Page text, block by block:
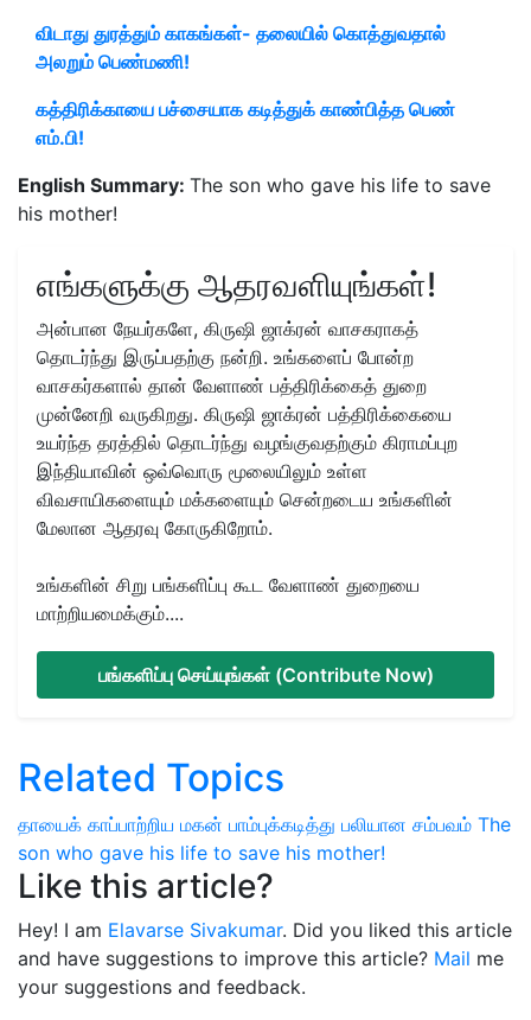
விடாது துரத்தும் காகங்கள்- தலையில் கொத்துவதால்
அலறும் பெண்மணி!
கத்திரிக்காயை பச்சையாக கடித்துக் காண்பித்த பெண்
எம்.பி!
English Summary: The son who gave his life to save
his mother!
எங்களுக்கு ஆதரவளியுங்கள்!
அன்பான நேயர்களே, கிருஷி ஜாக்ரன் வாசகராகத்
தொடர்ந்து இருப்பதற்கு நன்றி. உங்களைப் போன்ற
வாசகர்களால் தான் வேளாண் பத்திரிக்கைத் துறை
முன்னேறி வருகிறது. கிருஷி ஜாக்ரன் பத்திரிக்கையை
உயர்ந்த தரத்தில் தொடர்ந்து வழங்குவதற்கும் கிராமப்புற
இந்தியாவின் ஒவ்வொரு மூலையிலும் உள்ள
விவசாயிகளையும் மக்களையும் சென்றடைய உங்களின்
மேலான ஆதரவு கோருகிறோம்.
உங்களின் சிறு பங்களிப்பு கூட வேளாண் துறையை
மாற்றியமைக்கும்....
பங்களிப்பு செய்யுங்கள் (Contribute Now)
Related Topics
தாயைக் காப்பாற்றிய மகன் பாம்புக்கடித்து பலியான சம்பவம் The
son who gave his life to save his mother!
Like this article?
Hey! I am Elavarse Sivakumar. Did you liked this article
and have suggestions to improve this article? Mail me
your suggestions and feedback.